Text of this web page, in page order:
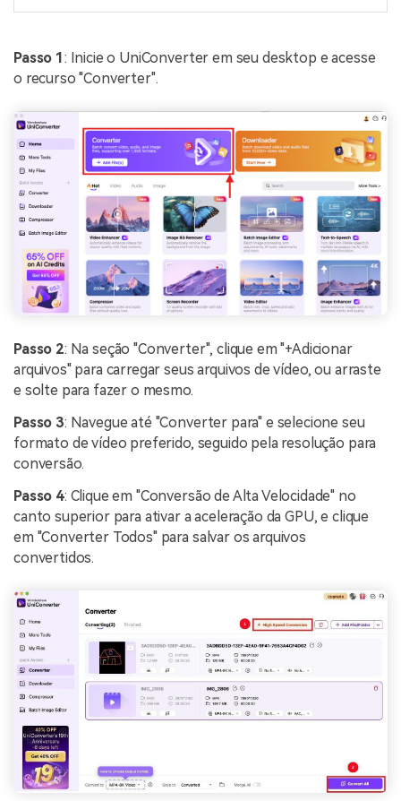
Passo 1: Inicie o UniConverter em seu desktop e acesse
o recurso "Converter".
Passo 2: Na seção "Converter", clique em "+Adicionar
arquivos" para carregar seus arquivos de vídeo, ou arraste
e solte para fazer o mesmo.
Passo 3: Navegue até "Converter para" e selecione seu
formato de vídeo preferido, seguido pela resolução para
conversão.
Passo 4: Clique em "Conversão de Alta Velocidade" no
canto superior para ativar a aceleração da GPU, e clique
em "Converter Todos" para salvar os arquivos
convertidos.